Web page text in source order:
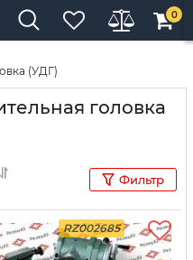
0
(УДГ)
головка
Фильтр
RZ002685